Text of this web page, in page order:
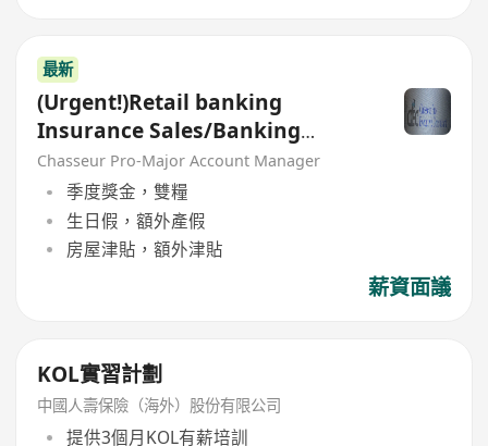
最新
(Urgent!)Retail banking
Insurance Sales/Banking
Sales(Welcome insurance)(P)
Chasseur Pro-Major Account Manager
季度獎金，雙糧
生日假，額外產假
房屋津貼，額外津貼
薪資面議
KOL實習計劃
中國人壽保險（海外）股份有限公司
提供3個月KOL有薪培訓